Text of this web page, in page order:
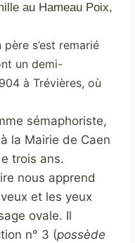
au Hameau Poix,
s’est remarié
un demi-
à Trévières, où
sémaphoriste,
la Mairie de Caen
trois ans.
nous apprend
et les yeux
ovale. Il
n° 3 (possède